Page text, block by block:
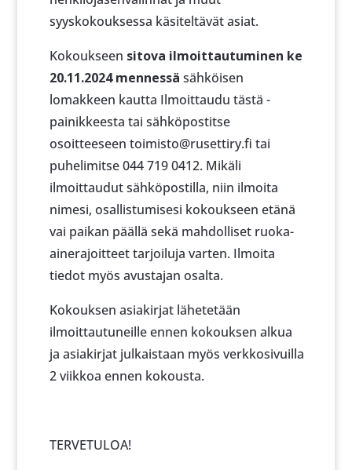
syyskokouksessa käsiteltävät asiat.
Kokoukseen sitova ilmoittautuminen ke
20.11.2024 mennessä sähköisen
lomakkeen kautta Ilmoittaudu tästä -
painikkeesta tai sähköpostitse
osoitteeseen toimisto@rusettiry.fi tai
puhelimitse 044 719 0412. Mikäli
ilmoittaudut sähköpostilla, niin ilmoita
nimesi, osallistumisesi kokoukseen etänä
vai paikan päällä sekä mahdolliset ruoka-
ainerajoitteet tarjoiluja varten. Ilmoita
tiedot myös avustajan osalta.
Kokouksen asiakirjat lähetetään
ilmoittautuneille ennen kokouksen alkua
ja asiakirjat julkaistaan myös verkkosivuilla
2 viikkoa ennen kokousta.
TERVETULOA!